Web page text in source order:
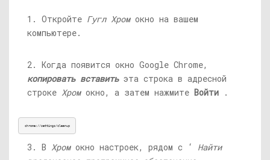
1. Откройте Гугл Хромокно на вашем
компьютере.
2. Когда появится окно Google Chrome,
копировать вставить эта строка в адресной
строке Хромокно, а затем нажмите Войти .
chrome://settings/cleanup
3. В Хромокно настроек, рядом с ‘ Найти